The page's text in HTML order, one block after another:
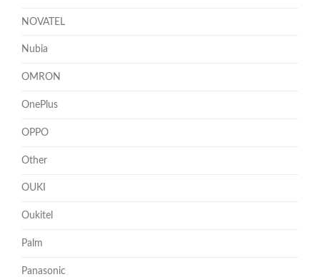
NOVATEL
Nubia
OMRON
OnePlus
OPPO
Other
OUKI
Oukitel
Palm
Panasonic